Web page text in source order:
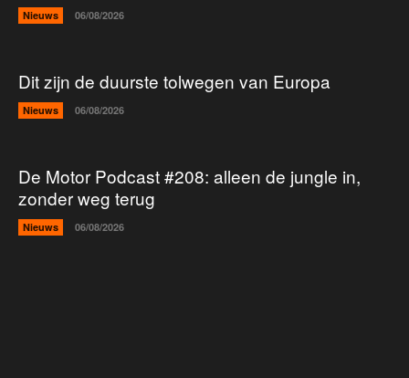
Nieuws 06/08/2026
Dit zijn de duurste tolwegen van Europa
Nieuws 06/08/2026
De Motor Podcast #208: alleen de jungle in,
zonder weg terug
Nieuws 06/08/2026